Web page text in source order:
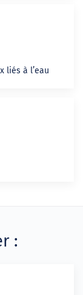
liés à l’eau
: